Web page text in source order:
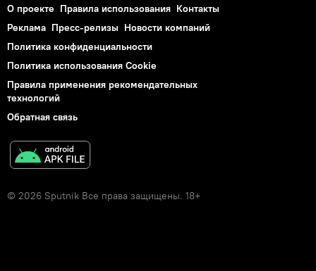
О проекте Правила использования Контакты
Реклама Пресс-релизы Новости компаний
Политика конфиденциальности
Политика использования Cookie
Правила применения рекомендательных
технологий
Обратная связь
© 2026 Sputnik Все права защищены. 18+